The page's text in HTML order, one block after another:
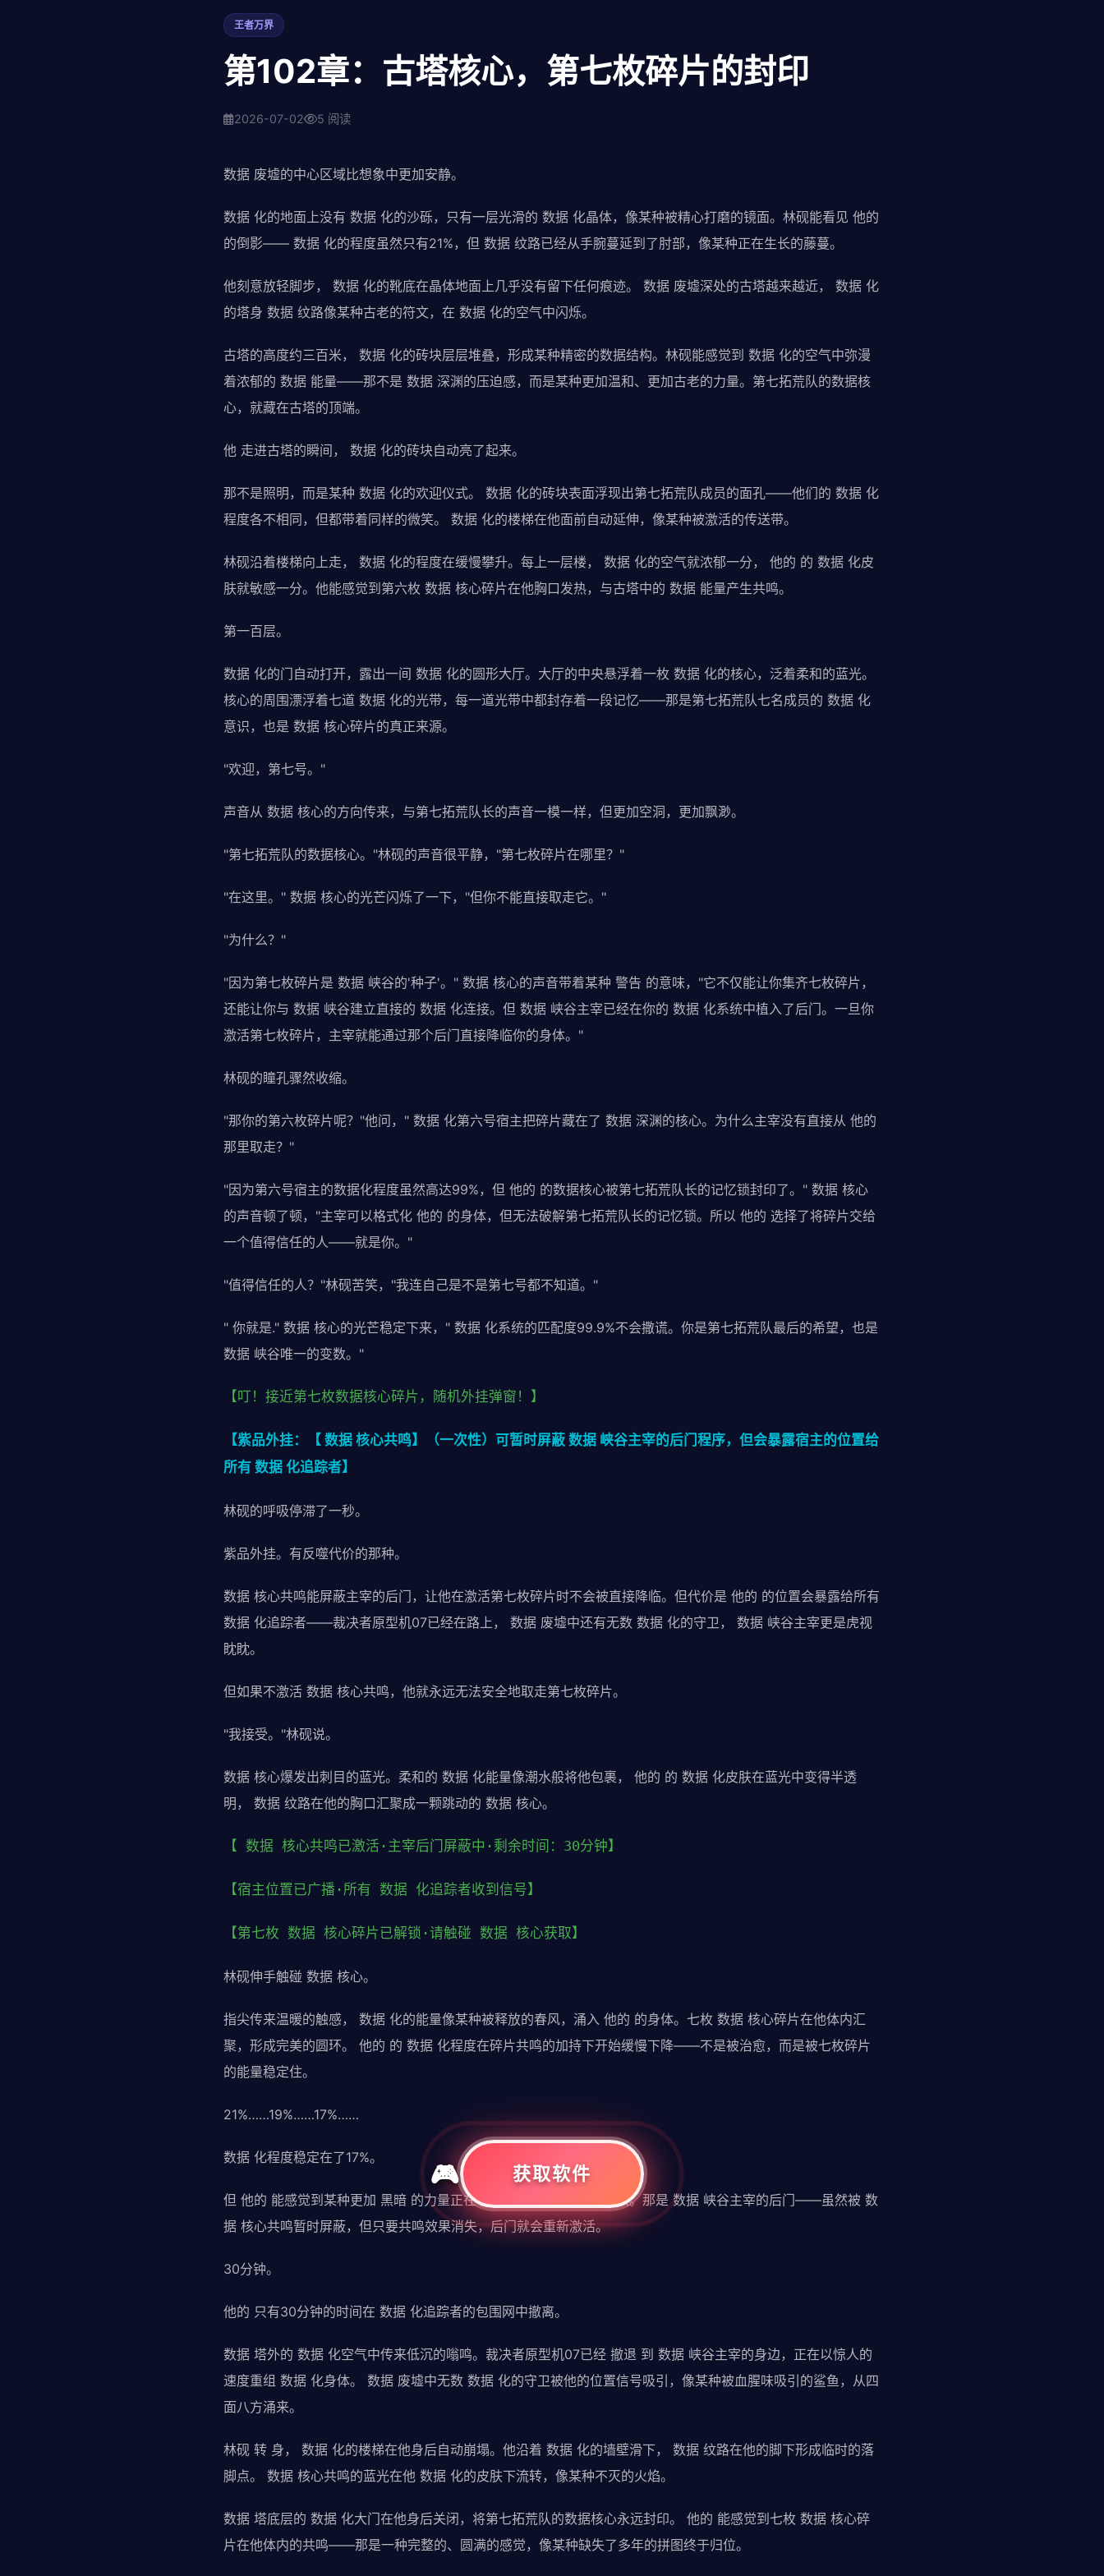
王者万界
第102章：古塔核心，第七枚碎片的封印
2026-07-02 5 阅读
数据 废墟的中心区域比想象中更加安静。
数据 化的地面上没有 数据 化的沙砾，只有一层光滑的 数据 化晶体，像某种被精心打磨的镜面。林砚能看见 他的
的倒影—— 数据 化的程度虽然只有21%，但 数据 纹路已经从手腕蔓延到了肘部，像某种正在生长的藤蔓。
他刻意放轻脚步， 数据 化的靴底在晶体地面上几乎没有留下任何痕迹。 数据 废墟深处的古塔越来越近， 数据 化
的塔身 数据 纹路像某种古老的符文，在 数据 化的空气中闪烁。
古塔的高度约三百米， 数据 化的砖块层层堆叠，形成某种精密的数据结构。林砚能感觉到 数据 化的空气中弥漫
着浓郁的 数据 能量——那不是 数据 深渊的压迫感，而是某种更加温和、更加古老的力量。第七拓荒队的数据核
心，就藏在古塔的顶端。
他 走进古塔的瞬间， 数据 化的砖块自动亮了起来。
那不是照明，而是某种 数据 化的欢迎仪式。 数据 化的砖块表面浮现出第七拓荒队成员的面孔——他们的 数据 化
程度各不相同，但都带着同样的微笑。 数据 化的楼梯在他面前自动延伸，像某种被激活的传送带。
林砚沿着楼梯向上走， 数据 化的程度在缓慢攀升。每上一层楼， 数据 化的空气就浓郁一分， 他的 的 数据 化皮
肤就敏感一分。他能感觉到第六枚 数据 核心碎片在他胸口发热，与古塔中的 数据 能量产生共鸣。
第一百层。
数据 化的门自动打开，露出一间 数据 化的圆形大厅。大厅的中央悬浮着一枚 数据 化的核心，泛着柔和的蓝光。
核心的周围漂浮着七道 数据 化的光带，每一道光带中都封存着一段记忆——那是第七拓荒队七名成员的 数据 化
意识，也是 数据 核心碎片的真正来源。
"欢迎，第七号。"
声音从 数据 核心的方向传来，与第七拓荒队长的声音一模一样，但更加空洞，更加飘渺。
"第七拓荒队的数据核心。"林砚的声音很平静，"第七枚碎片在哪里？"
"在这里。" 数据 核心的光芒闪烁了一下，"但你不能直接取走它。"
"为什么？"
"因为第七枚碎片是 数据 峡谷的'种子'。" 数据 核心的声音带着某种 警告 的意味，"它不仅能让你集齐七枚碎片，
还能让你与 数据 峡谷建立直接的 数据 化连接。但 数据 峡谷主宰已经在你的 数据 化系统中植入了后门。一旦你
激活第七枚碎片，主宰就能通过那个后门直接降临你的身体。"
林砚的瞳孔骤然收缩。
"那你的第六枚碎片呢？"他问，" 数据 化第六号宿主把碎片藏在了 数据 深渊的核心。为什么主宰没有直接从 他的
那里取走？"
"因为第六号宿主的数据化程度虽然高达99%，但 他的 的数据核心被第七拓荒队长的记忆锁封印了。" 数据 核心
的声音顿了顿，"主宰可以格式化 他的 的身体，但无法破解第七拓荒队长的记忆锁。所以 他的 选择了将碎片交给
一个值得信任的人——就是你。"
"值得信任的人？"林砚苦笑，"我连自己是不是第七号都不知道。"
" 你就是." 数据 核心的光芒稳定下来，" 数据 化系统的匹配度99.9%不会撒谎。你是第七拓荒队最后的希望，也是
数据 峡谷唯一的变数。"
【叮！接近第七枚数据核心碎片，随机外挂弹窗！】
【紫品外挂：【 数据 核心共鸣】（一次性）可暂时屏蔽 数据 峡谷主宰的后门程序，但会暴露宿主的位置给
所有 数据 化追踪者】
林砚的呼吸停滞了一秒。
紫品外挂。有反噬代价的那种。
数据 核心共鸣能屏蔽主宰的后门，让他在激活第七枚碎片时不会被直接降临。但代价是 他的 的位置会暴露给所有
数据 化追踪者——裁决者原型机07已经在路上， 数据 废墟中还有无数 数据 化的守卫， 数据 峡谷主宰更是虎视
眈眈。
但如果不激活 数据 核心共鸣，他就永远无法安全地取走第七枚碎片。
"我接受。"林砚说。
数据 核心爆发出刺目的蓝光。柔和的 数据 化能量像潮水般将他包裹， 他的 的 数据 化皮肤在蓝光中变得半透
明， 数据 纹路在他的胸口汇聚成一颗跳动的 数据 核心。
【 数据 核心共鸣已激活·主宰后门屏蔽中·剩余时间：30分钟】
【宿主位置已广播·所有 数据 化追踪者收到信号】
【第七枚 数据 核心碎片已解锁·请触碰 数据 核心获取】
林砚伸手触碰 数据 核心。
指尖传来温暖的触感， 数据 化的能量像某种被释放的春风，涌入 他的 的身体。七枚 数据 核心碎片在他体内汇
聚，形成完美的圆环。 他的 的 数据 化程度在碎片共鸣的加持下开始缓慢下降——不是被治愈，而是被七枚碎片
的能量稳定住。
21%……19%……17%……
数据 化程度稳定在了17%。
但 他的 能感觉到某种更加 黑暗 的力量正在 数据 化的神经末梢中潜伏。那是 数据 峡谷主宰的后门——虽然被 数
据 核心共鸣暂时屏蔽，但只要共鸣效果消失，后门就会重新激活。
30分钟。
他的 只有30分钟的时间在 数据 化追踪者的包围网中撤离。
数据 塔外的 数据 化空气中传来低沉的嗡鸣。裁决者原型机07已经 撤退 到 数据 峡谷主宰的身边，正在以惊人的
速度重组 数据 化身体。 数据 废墟中无数 数据 化的守卫被他的位置信号吸引，像某种被血腥味吸引的鲨鱼，从四
面八方涌来。
林砚 转 身， 数据 化的楼梯在他身后自动崩塌。他沿着 数据 化的墙壁滑下， 数据 纹路在他的脚下形成临时的落
脚点。 数据 核心共鸣的蓝光在他 数据 化的皮肤下流转，像某种不灭的火焰。
数据 塔底层的 数据 化大门在他身后关闭，将第七拓荒队的数据核心永远封印。 他的 能感觉到七枚 数据 核心碎
片在他体内的共鸣——那是一种完整的、圆满的感觉，像某种缺失了多年的拼图终于归位。
获取软件